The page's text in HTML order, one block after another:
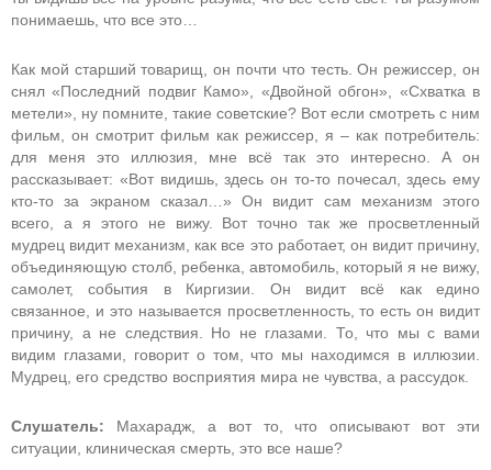
понимаешь, что все это…
Как мой старший товарищ, он почти что тесть. Он режиссер, он
снял «Последний подвиг Камо», «Двойной обгон», «Схватка в
метели», ну помните, такие советские? Вот если смотреть с ним
фильм, он смотрит фильм как режиссер, я – как потребитель:
для меня это иллюзия, мне всё так это интересно. А он
рассказывает: «Вот видишь, здесь он то-то почесал, здесь ему
кто-то за экраном сказал…» Он видит сам механизм этого
всего, а я этого не вижу. Вот точно так же просветленный
мудрец видит механизм, как все это работает, он видит причину,
объединяющую столб, ребенка, автомобиль, который я не вижу,
самолет, события в Киргизии. Он видит всё как едино
связанное, и это называется просветленность, то есть он видит
причину, а не следствия. Но не глазами. То, что мы с вами
видим глазами, говорит о том, что мы находимся в иллюзии.
Мудрец, его средство восприятия мира не чувства, а рассудок.
Слушатель: Махарадж, а вот то, что описывают вот эти
ситуации, клиническая смерть, это все наше?